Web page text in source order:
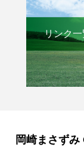
リンク一
岡崎まさず